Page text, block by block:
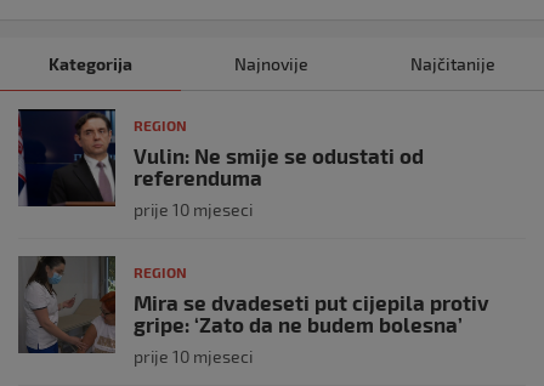
Kategorija Najnovije Najčitanije
REGION
Vulin: Ne smije se odustati od
referenduma
prije 10 mjeseci
REGION
Mira se dvadeseti put cijepila protiv
gripe: ‘Zato da ne budem bolesna’
prije 10 mjeseci